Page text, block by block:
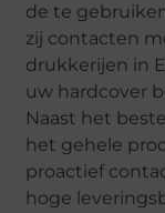
de te
zij contacten
drukkerijen in
uw hardcover
Naast het
het gehele
proactief
hoge